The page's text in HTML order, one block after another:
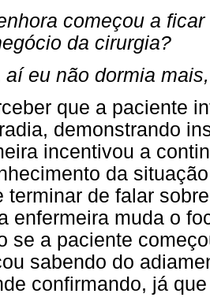
começou a
da cirurgia?
aí eu não dormia
que a paciente
demonstrando
incentivou a
da
terminar de falar
enfermeira muda o
se a paciente
sabendo do
confirmando, já